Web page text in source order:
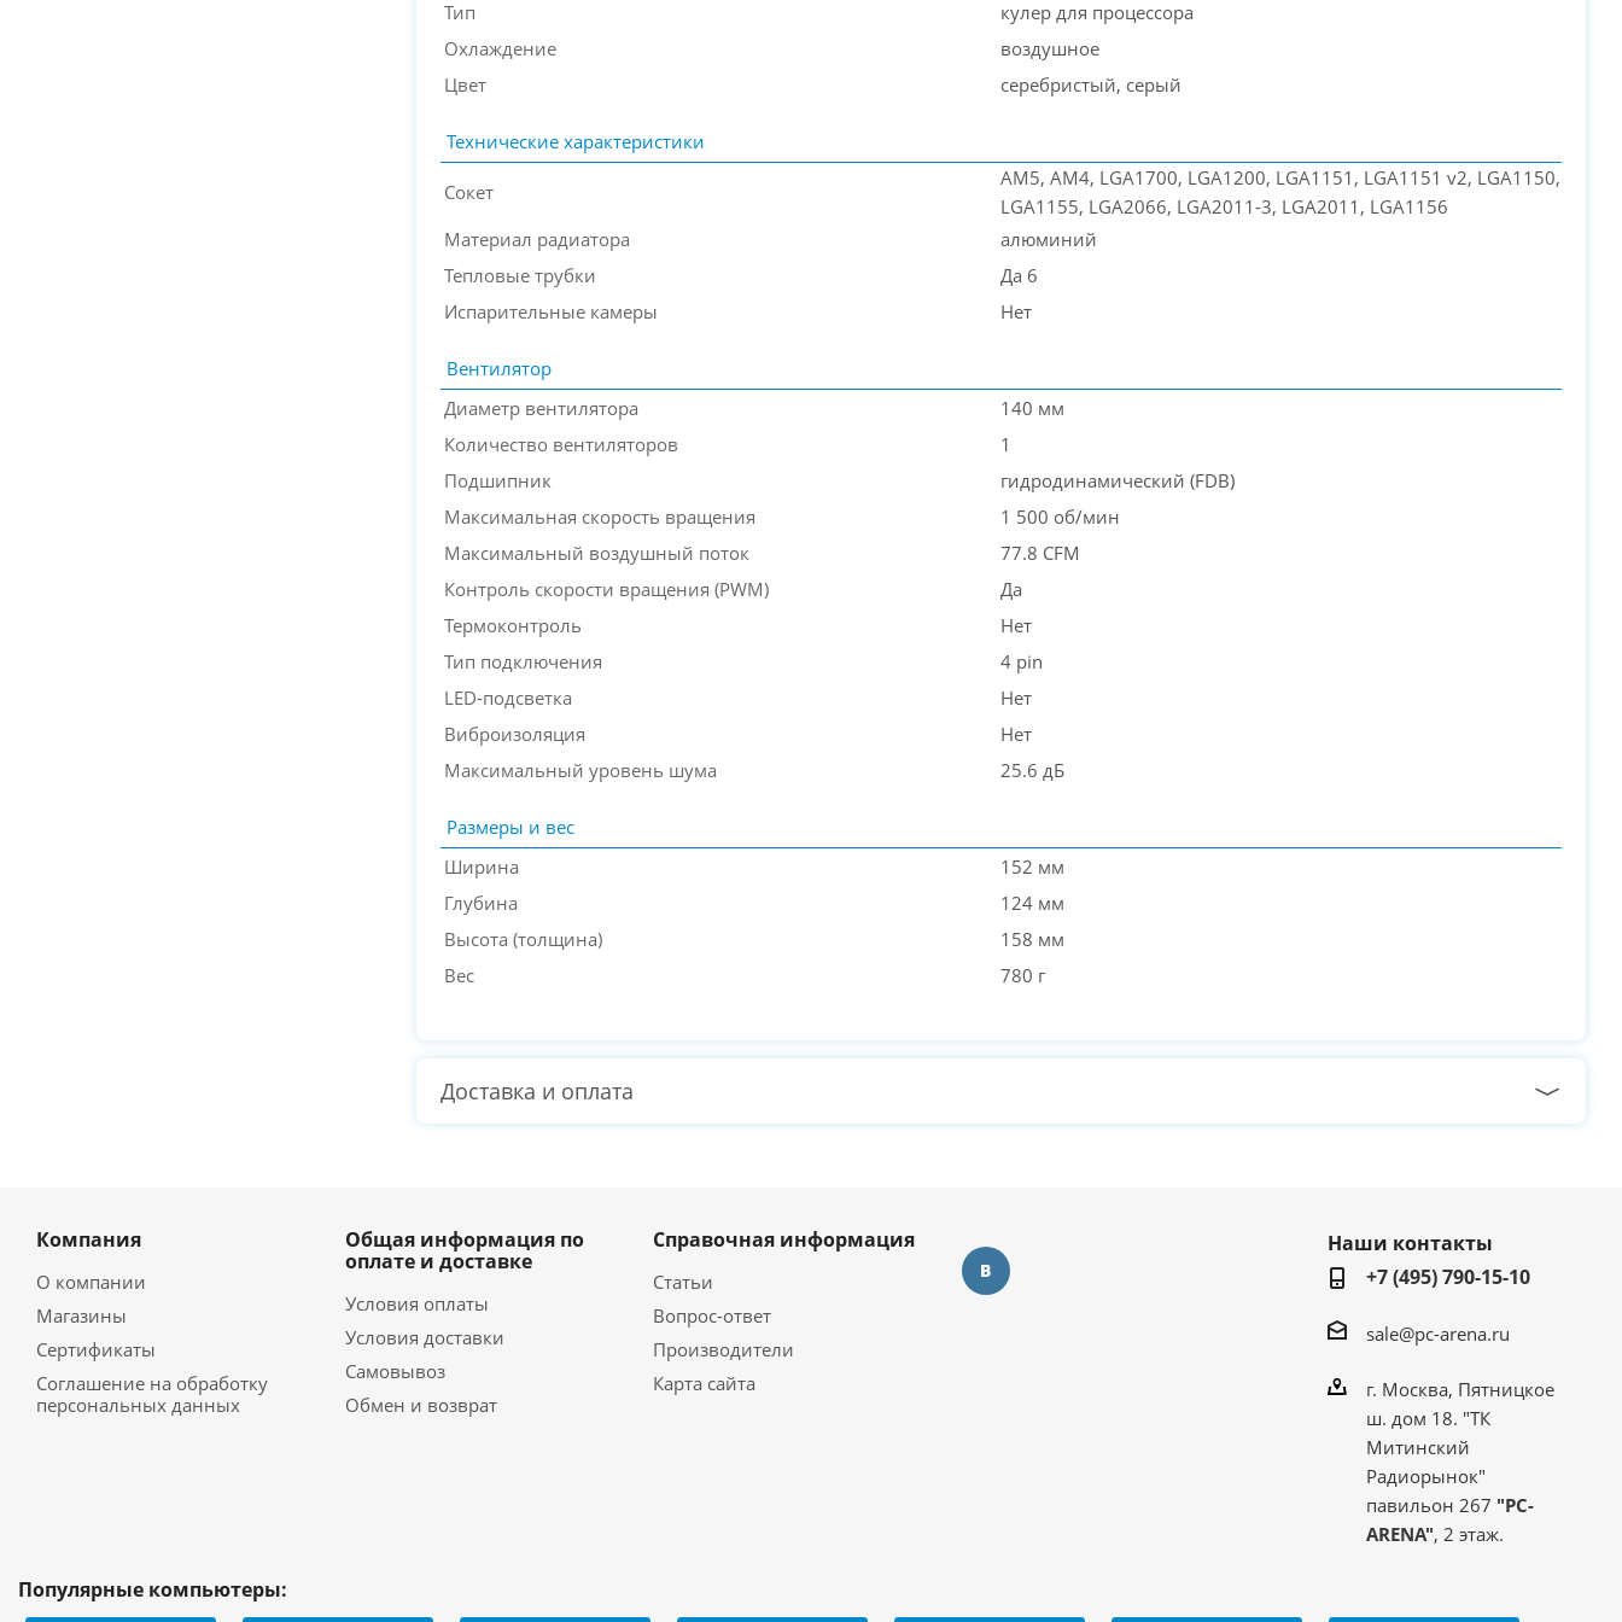
PC-Arena на карте Москвы — Яндекс Карты
Тип
кулер для процессора
Охлаждение
воздушное
Цвет
серебристый, серый
Технические характеристики
Сокет
AM5, AM4, LGA1700, LGA1200, LGA1151, LGA1151 v2, LGA1150,
LGA1155, LGA2066, LGA2011-3, LGA2011, LGA1156
Материал радиатора
алюминий
Тепловые трубки
Да 6
Испарительные камеры
Нет
Вентилятор
Диаметр вентилятора
140 мм
Количество вентиляторов
1
Подшипник
гидродинамический (FDB)
Максимальная скорость вращения
1 500 об/мин
Максимальный воздушный поток
77.8 CFM
Контроль скорости вращения (PWM)
Да
Термоконтроль
Нет
Тип подключения
4 pin
LED-подсветка
Нет
Виброизоляция
Нет
Максимальный уровень шума
25.6 дБ
Размеры и вес
Ширина
152 мм
Глубина
124 мм
Высота (толщина)
158 мм
Вес
780 г
Доставка и оплата
Компания
О компании
Магазины
Сертификаты
Соглашение на обработку
персональных данных
Общая информация по
оплате и доставке
Условия оплаты
Условия доставки
Самовывоз
Обмен и возврат
Справочная информация
Статьи
Вопрос-ответ
Производители
Карта сайта
Наши контакты
+7 (495) 790-15-10
sale@pc-arena.ru
г. Москва, Пятницкое
ш. дом 18. "ТК
Митинский
Радиорынок"
павильон 267 "PC-
ARENA", 2 этаж.
Популярные компьютеры: